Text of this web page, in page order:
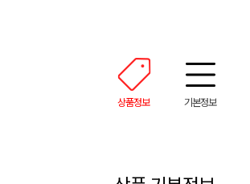
상품정보 기본정보